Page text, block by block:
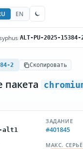
EN
/ALT-PU-2025-15384-
2 Скопировать
пакета
alt1
ЗАДАНИЕ
#401845
МАКС.